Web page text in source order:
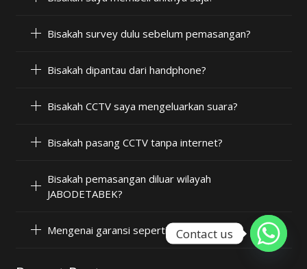
Bisakah survey dulu sebelum pemasangan?
Bisakah dipantau dari handphone?
Bisakah CCTV saya mengeluarkan suara?
Bisakah pasang CCTV tanpa internet?
Bisakah pemasangan diluar wilayah
JABODETABEK?
Mengenai garansi seperti apa?Contact us